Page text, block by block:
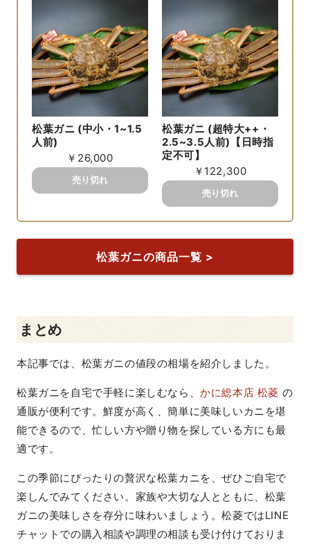
松葉ガニ (中小・1~1.5
人前)
￥26,000
松葉ガニ (超特大++・
2.5~3.5人前)【日時指
定不可】
￥122,300
松葉ガニの商品一覧 >
まとめ
本記事では、松葉ガニの値段の相場を紹介しました。
松葉ガニを自宅で手軽に楽しむなら、かに総本店 松菱 の
通販が便利です。鮮度が高く、簡単に美味しいカニを堪
能できるので、忙しい方や贈り物を探している方にも最
適です。
この季節にぴったりの贅沢な松葉カニを、ぜひご自宅で
楽しんでみてください。家族や大切な人とともに、松葉
ガニの美味しさを存分に味わいましょう。松菱ではLINE
チャットでの購入相談や調理の相談も受け付けておりま